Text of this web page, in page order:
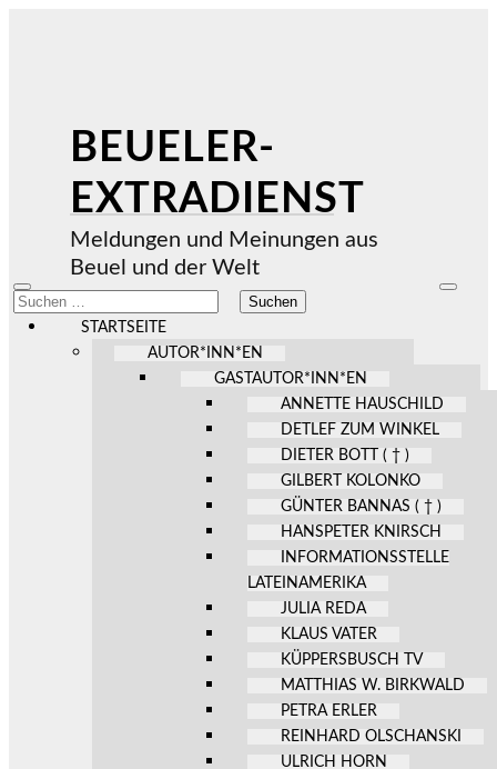
BEUELER-
EXTRADIENST
Meldungen und Meinungen aus
Beuel und der Welt
Mobile-
Menü
ein-/ausblenden
Suchen
nach:
STARTSEITE
AUTOR*INN*EN
GASTAUTOR*INN*EN
ANNETTE HAUSCHILD
DETLEF ZUM WINKEL
DIETER BOTT ( † )
GILBERT KOLONKO
GÜNTER BANNAS ( † )
HANSPETER KNIRSCH
INFORMATIONSSTELLE
LATEINAMERIKA
JULIA REDA
KLAUS VATER
KÜPPERSBUSCH TV
MATTHIAS W. BIRKWALD
PETRA ERLER
REINHARD OLSCHANSKI
ULRICH HORN